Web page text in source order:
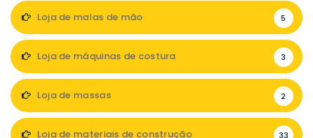
Loja de malas de mão 5
Loja de máquinas de costura 3
Loja de massas 2
Loja de materiais de construção 33